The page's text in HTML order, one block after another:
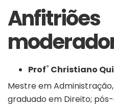
Anfitriões
Prof˚ Christiano
Mestre em
graduado em Direito;